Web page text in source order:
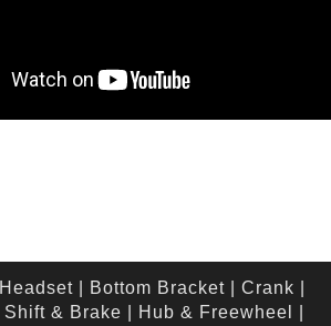
Headset| Bottom Bracket| Crank
Shift & Brake Hub & Freewheel